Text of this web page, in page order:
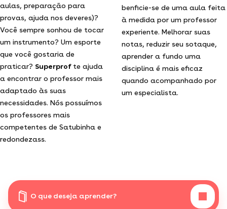
aulas, preparação para
provas, ajuda nos deveres)?
Você sempre sonhou de tocar
um instrumento? Um esporte
que você gostaria de
praticar? Superprof te ajuda
a encontrar o professor mais
adaptado às suas
necessidades. Nós possuímos
os professores mais
competentes de Satubinha e
redondezass.
benficie-se de uma aula feita
à medida por um professor
experiente. Melhorar suas
notas, reduzir seu sotaque,
aprender a fundo uma
disciplina é mais eficaz
quando acompanhado por
um especialista.
O que deseja aprender?